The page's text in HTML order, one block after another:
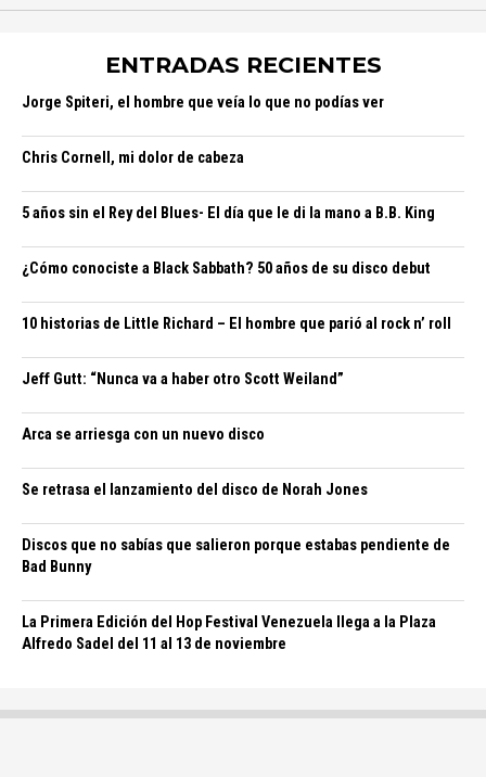
ENTRADAS RECIENTES
Jorge Spiteri, el hombre que veía lo que no podías ver
Chris Cornell, mi dolor de cabeza
5 años sin el Rey del Blues- El día que le di la mano a B.B. King
¿Cómo conociste a Black Sabbath? 50 años de su disco debut
10 historias de Little Richard – El hombre que parió al rock n’ roll
Jeff Gutt: “Nunca va a haber otro Scott Weiland”
Arca se arriesga con un nuevo disco
Se retrasa el lanzamiento del disco de Norah Jones
Discos que no sabías que salieron porque estabas pendiente de
Bad Bunny
La Primera Edición del Hop Festival Venezuela llega a la Plaza
Alfredo Sadel del 11 al 13 de noviembre